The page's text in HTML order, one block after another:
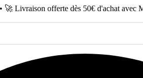
Livraison offerte dès 50€ d'achat avec